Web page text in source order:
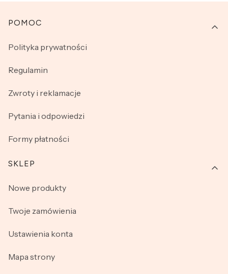
Linki w stopce
POMOC
Polityka prywatności
Regulamin
Zwroty i reklamacje
Pytania i odpowiedzi
Formy płatności
SKLEP
Nowe produkty
Twoje zamówienia
Ustawienia konta
Mapa strony